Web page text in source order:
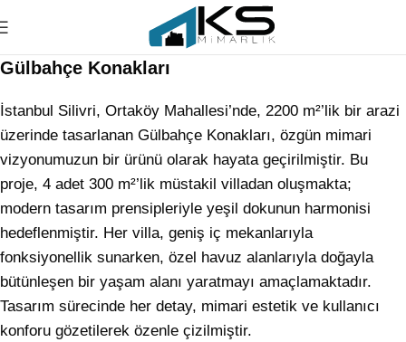
Gülbahçe Konakları
İstanbul Silivri, Ortaköy Mahallesi’nde, 2200 m²’lik bir arazi
üzerinde tasarlanan Gülbahçe Konakları, özgün mimari
vizyonumuzun bir ürünü olarak hayata geçirilmiştir. Bu
proje, 4 adet 300 m²’lik müstakil villadan oluşmakta;
modern tasarım prensipleriyle yeşil dokunun harmonisi
hedeflenmiştir. Her villa, geniş iç mekanlarıyla
fonksiyonellik sunarken, özel havuz alanlarıyla doğayla
bütünleşen bir yaşam alanı yaratmayı amaçlamaktadır.
Tasarım sürecinde her detay, mimari estetik ve kullanıcı
konforu gözetilerek özenle çizilmiştir.